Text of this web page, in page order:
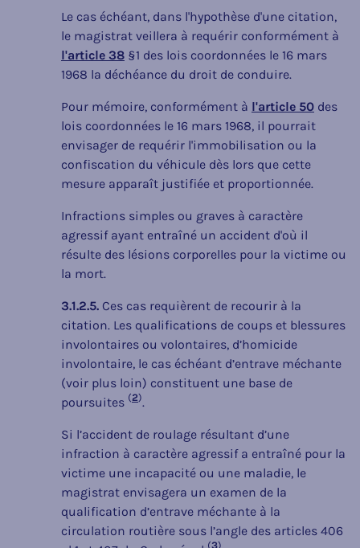
Le cas échéant, dans l'hypothèse d'une citation,
le magistrat veillera à requérir conformément à
l'article 38 §1 des lois coordonnées le 16 mars
1968 la déchéance du droit de conduire.
Pour mémoire, conformément à l'article 50 des
lois coordonnées le 16 mars 1968, il pourrait
envisager de requérir l'immobilisation ou la
confiscation du véhicule dès lors que cette
mesure apparaît justifiée et proportionnée.
Infractions simples ou graves à caractère
agressif ayant entraîné un accident d'où il
résulte des lésions corporelles pour la victime ou
la mort.
3.1.2.5. Ces cas requièrent de recourir à la
citation. Les qualifications de coups et blessures
involontaires ou volontaires, d’homicide
involontaire, le cas échéant d’entrave méchante
(voir plus loin) constituent une base de
poursuites (2).
Si l’accident de roulage résultant d’une
infraction à caractère agressif a entraîné pour la
victime une incapacité ou une maladie, le
magistrat envisagera un examen de la
qualification d’entrave méchante à la
circulation routière sous l’angle des articles 406
(3)